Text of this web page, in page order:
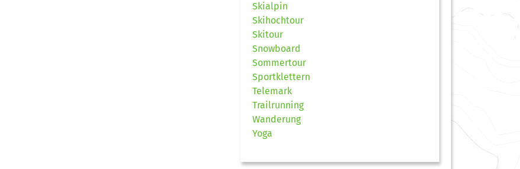
Skialpin
Skihochtour
Skitour
Snowboard
Sommertour
Sportklettern
Telemark
Trailrunning
Wanderung
Yoga